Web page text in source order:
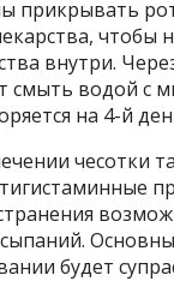
прикрывать
чтобы
внутри.
смыть водой с
на 4-й
чесотки
будет